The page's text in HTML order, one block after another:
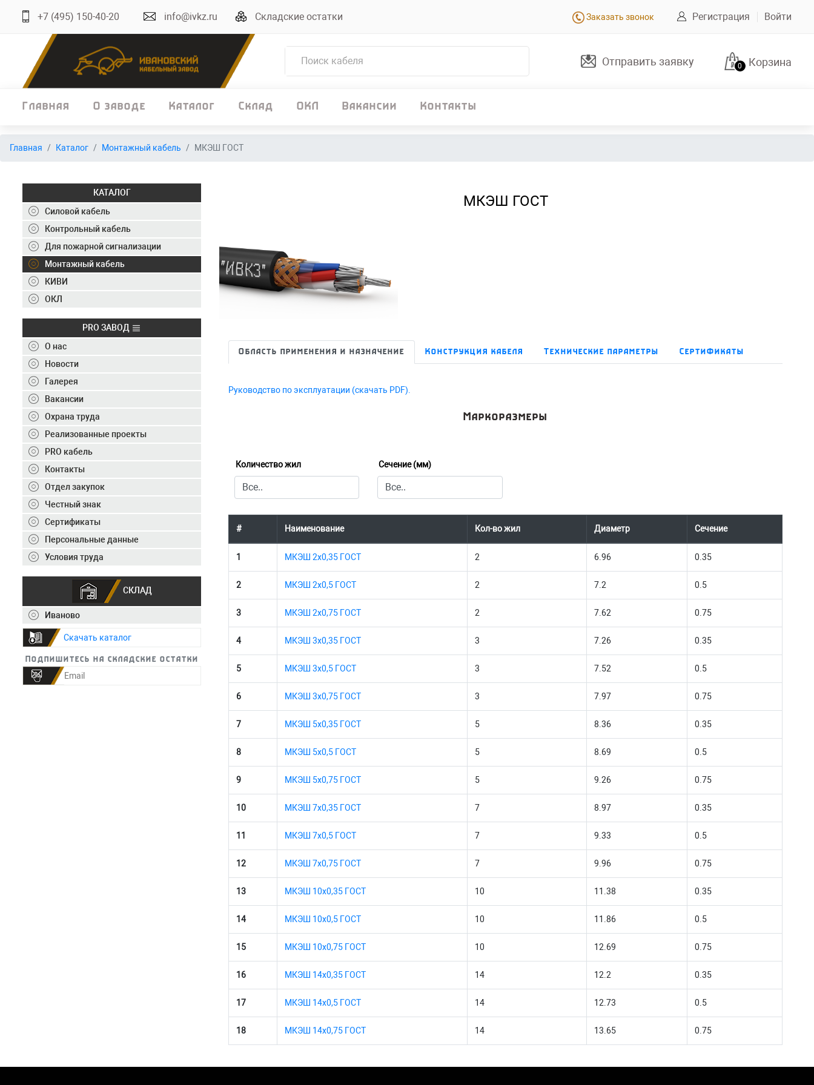
+7 (495) 150-40-20 info@ivkz.ru Складские остатки Заказать звонок Регистрация Войти
Отправить заявку 0 Корзина
Главная О заводе Каталог Склад ОКЛ Вакансии Контакты
Главная
Склад
ОКЛ
Вакансии
Контакты
+7 (495) 150-40-20
Отправить заявку
+7 (495) 150-40-20
Главная Каталог Монтажный кабель МКЭШ ГОСТ
КАТАЛОГ
Силовой кабель
Контрольный кабель
Для пожарной сигнализации
Монтажный кабель
КИВИ
ОКЛ
PRO ЗАВОД
О нас
Новости
Галерея
Вакансии
Охрана труда
Реализованные проекты
PRO кабель
Контакты
Отдел закупок
Честный знак
Сертификаты
Персональные данные
Условия труда
СКЛАД
Иваново
Скачать каталог
Подпишитесь на складские остатки
МКЭШ ГОСТ
Область применения и назначение Конструкция кабеля Технические параметры Сертификаты
Руководство по эксплуатации (скачать PDF).
Маркоразмеры
Количество жил Сечение (мм)
# Наименование Кол-во жил Диаметр Сечение
1 МКЭШ 2х0,35 ГОСТ 2 6.96 0.35
2 МКЭШ 2х0,5 ГОСТ 2 7.2 0.5
3 МКЭШ 2х0,75 ГОСТ 2 7.62 0.75
4 МКЭШ 3х0,35 ГОСТ 3 7.26 0.35
5 МКЭШ 3х0,5 ГОСТ 3 7.52 0.5
6 МКЭШ 3х0,75 ГОСТ 3 7.97 0.75
7 МКЭШ 5х0,35 ГОСТ 5 8.36 0.35
8 МКЭШ 5х0,5 ГОСТ 5 8.69 0.5
9 МКЭШ 5х0,75 ГОСТ 5 9.26 0.75
10 МКЭШ 7х0,35 ГОСТ 7 8.97 0.35
11 МКЭШ 7х0,5 ГОСТ 7 9.33 0.5
12 МКЭШ 7х0,75 ГОСТ 7 9.96 0.75
13 МКЭШ 10х0,35 ГОСТ 10 11.38 0.35
14 МКЭШ 10х0,5 ГОСТ 10 11.86 0.5
15 МКЭШ 10х0,75 ГОСТ 10 12.69 0.75
16 МКЭШ 14х0,35 ГОСТ 14 12.2 0.35
17 МКЭШ 14х0,5 ГОСТ 14 12.73 0.5
18 МКЭШ 14х0,75 ГОСТ 14 13.65 0.75